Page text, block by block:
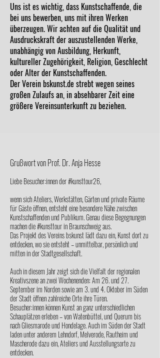
Uns ist es wichtig, dass Kunstschaffende, die
bei uns bewerben, uns mit ihren Werken
überzeugen. Wir achten auf die Qualität und
Ausdruckskraft der auszustellenden Werke,
unabhängig von Ausbildung, Herkunft,
kultureller Zugehörigkeit, Religion, Geschlecht
oder Alter der Kunstschaffenden.
Der Verein bskunst.de strebt wegen seines
großen Zulaufs an, in absehbarer Zeit eine
größere Vereinsunterkunft zu beziehen.
Grußwort von Prof. Dr. Anja Hesse
Liebe Besucher:innen der #kunsttour26,
wenn sich Ateliers, Werkstätten, Gärten und private Räume
für Gäste öffnen, entsteht eine besondere Nähe zwischen
Kunstschaffenden und Publikum. Genau diese Begegnungen
machen die #kunsttour in Braunschweig aus.
Das Projekt des Vereins bskunst lädt dazu ein, Kunst dort zu
entdecken, wo sie entsteht – unmittelbar, persönlich und
mitten in der Stadtgesellschaft.
Auch in diesem Jahr zeigt sich die Vielfalt der regionalen
Kreativszene an zwei Wochenenden: Am 26. und 27.
September im Norden sowie am 3. und 4. Oktober im Süden
der Stadt öffnen zahlreiche Orte ihre Türen.
Besucher:innen können Kunst an ganz unterschiedlichen
Schauplätzen erleben – von Watenbüttel, und Querum bis
nach Gliesmarode und Hondelage. Auch im Süden der Stadt
laden unter anderem Lehndorf, Melverode, Rautheim und
Mascherode dazu ein, Ateliers und Ausstellungsorte zu
entdecken.